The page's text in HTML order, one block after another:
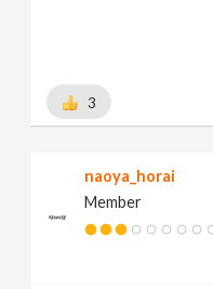
3
naoya_horai
Member